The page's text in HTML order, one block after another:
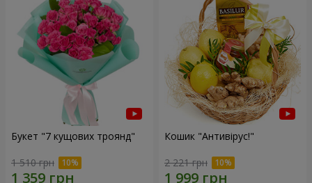
Букет "7 кущових троянд"
1 510 грн
Кошик "Антивірус!"
2 221 грн